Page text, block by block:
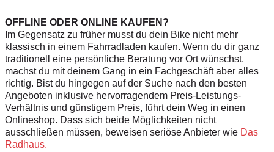
OFFLINE ODER ONLINE KAUFEN?
Im Gegensatz zu früher musst du dein Bike nicht mehr
klassisch in einem Fahrradladen kaufen. Wenn du dir ganz
traditionell eine persönliche Beratung vor Ort wünschst,
machst du mit deinem Gang in ein Fachgeschäft aber alles
richtig. Bist du hingegen auf der Suche nach den besten
Angeboten inklusive hervorragendem Preis-Leistungs-
Verhältnis und günstigem Preis, führt dein Weg in einen
Onlineshop. Dass sich beide Möglichkeiten nicht
ausschließen müssen, beweisen seriöse Anbieter wie Das
Radhaus.